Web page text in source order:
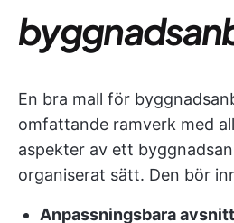
En bra mall för
omfattande ramverk med
aspekter av ett
organiserat sätt. Den bör
Anpassningsbara